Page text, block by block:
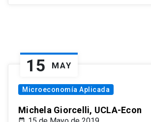
15 MAY
Microeconomía Aplicada
Michela Giorcelli, UCLA-Econ